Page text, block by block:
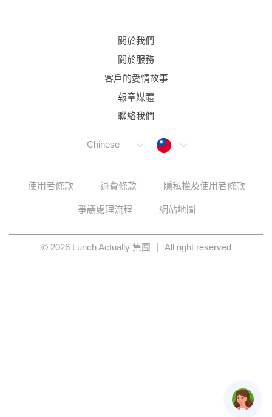
關於我們
關於服務
客戶的愛情故事
報章媒體
聯絡我們
Chinese Taiwan
使用者條款 退費條款 隱私權及使用者條款
爭議處理流程 網站地圖
© 2026 Lunch Actually 集團 ｜ All right reserved